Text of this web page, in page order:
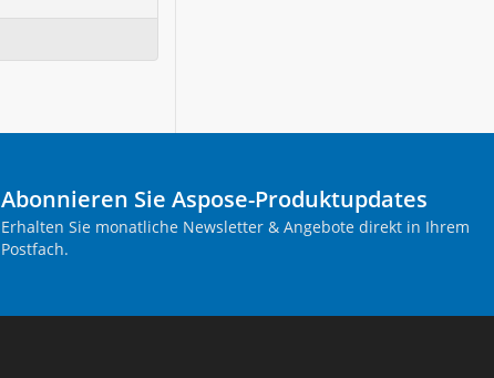
Abonnieren Sie Aspose-Produktupdates
Erhalten Sie monatliche Newsletter & Angebote direkt in Ihrem
Postfach.